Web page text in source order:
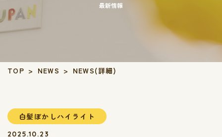
最新情報
TOP > NEWS > NEWS(詳細)
白髪ぼかしハイライト
2025.10.23